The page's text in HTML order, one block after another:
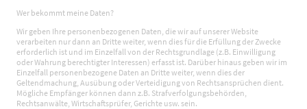
Wer bekommt meine Daten?
Wir geben Ihre personenbezogenen Daten, die wir auf unserer Website
verarbeiten nur dann an Dritte weiter, wenn dies für die Erfüllung der Zwecke
erforderlich ist und im Einzelfall von der Rechtsgrundlage (z.B. Einwilligung
oder Wahrung berechtigter Interessen) erfasst ist. Darüber hinaus geben wir im
Einzelfall personenbezogene Daten an Dritte weiter, wenn dies der
Geltendmachung, Ausübung oder Verteidigung von Rechtsansprüchen dient.
Mögliche Empfänger können dann z.B. Strafverfolgungsbehörden,
Rechtsanwälte, Wirtschaftsprüfer, Gerichte usw. sein.